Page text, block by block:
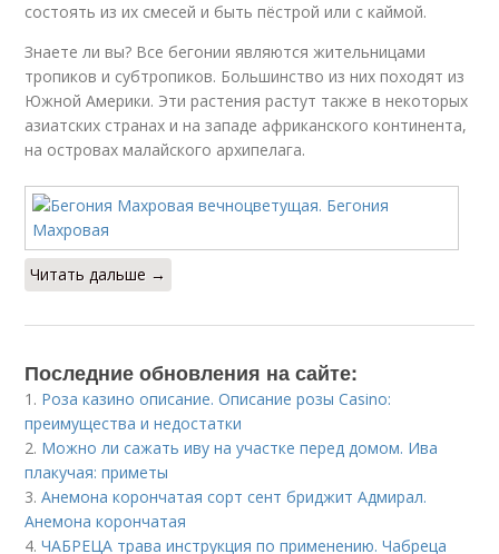
состоять из их смесей и быть пёстрой или с каймой.
Знаете ли вы? Все бегонии являются жительницами
тропиков и субтропиков. Большинство из них походят из
Южной Америки. Эти растения растут также в некоторых
азиатских странах и на западе африканского континента,
на островах малайского архипелага.
Читать дальше →
Последние обновления на сайте:
1. Роза казино описание. Описание розы Casino:
преимущества и недостатки
2. Можно ли сажать иву на участке перед домом. Ива
плакучая: приметы
3.Анемона корончатая сорт сент бриджит Адмирал.
Анемона корончатая
4.ЧАБРЕЦА трава инструкция по применению. Чабреца